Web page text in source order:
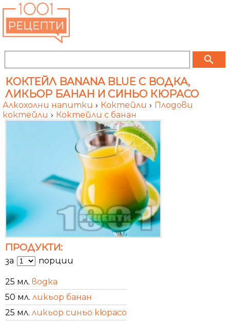
search
КОКТЕЙЛ BANANA BLUE С ВОДКА,
ЛИКЬОР БАНАН И СИНЬО КЮРАСО
Алкохолни напитки › Коктейли › Плодови
коктейли › Коктейли с банан
ПРОДУКТИ:
за порции
25 мл. водка
50 мл. ликьор банан
25 мл. ликьор синьо кюрасо